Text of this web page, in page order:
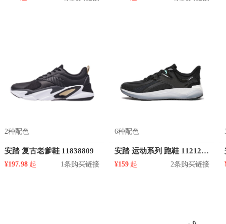
2种配色
安踏 复古老爹鞋 11838809
¥197.98 起 1条购买链接
6种配色
安踏 运动系列 跑鞋 112125501
¥159 起 2条购买链接